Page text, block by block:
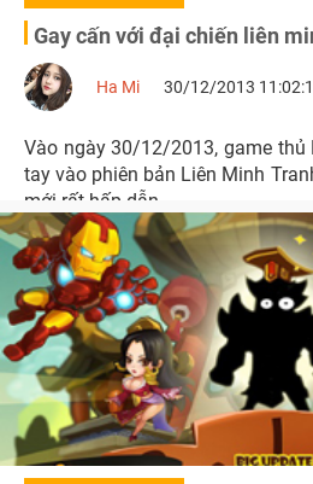
Gay cấn với đại chiến liên
Ha Mi 30/12/2013
Vào ngày 30/12/2013, game thủ
tay vào phiên bản Liên Minh
mới rất hấp dẫn.